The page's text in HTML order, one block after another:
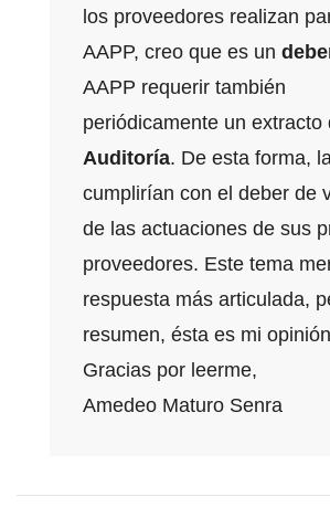
los proveedores realizan
AAPP, creo que es un
AAPP requerir también
periódicamente un extracto
Auditoría. De esta forma,
cumplirían con el deber de
de las actuaciones de sus
proveedores. Este tema
respuesta más articulada,
resumen, ésta es mi
Gracias por leerme,
Amedeo Maturo Senra